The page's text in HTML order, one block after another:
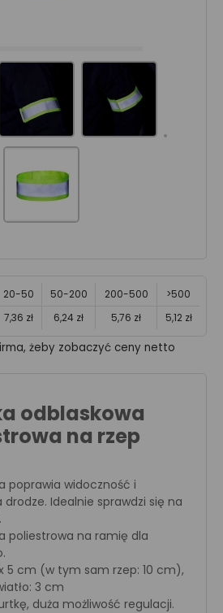
20-50 50-200 200-500
>500
7,36 zł 6,24 zł 5,76 zł 5,12 zł
żeby zobaczyć ceny netto
odblaskowa
na rzep
poprawia widoczność i
Idealnie sprawdzi się na
poliestrowa na ramię dla
5 cm (w tym sam rzep: 10 cm),
3 cm
duża możliwość regulacji.